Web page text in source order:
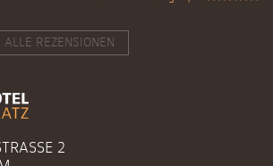
ALLE REZENSIONEN
2